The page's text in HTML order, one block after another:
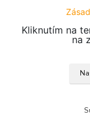
Kliknutím na
na